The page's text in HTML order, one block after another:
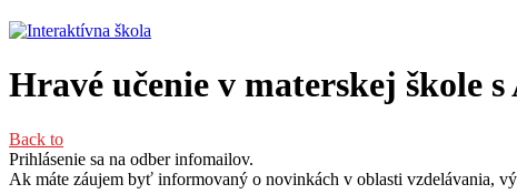
Hravé učenie v materskej škole
Back to
Prihlásenie sa na odber infomailov.
Ak máte záujem byť informovaný o novinkách v oblasti vzdelávania,